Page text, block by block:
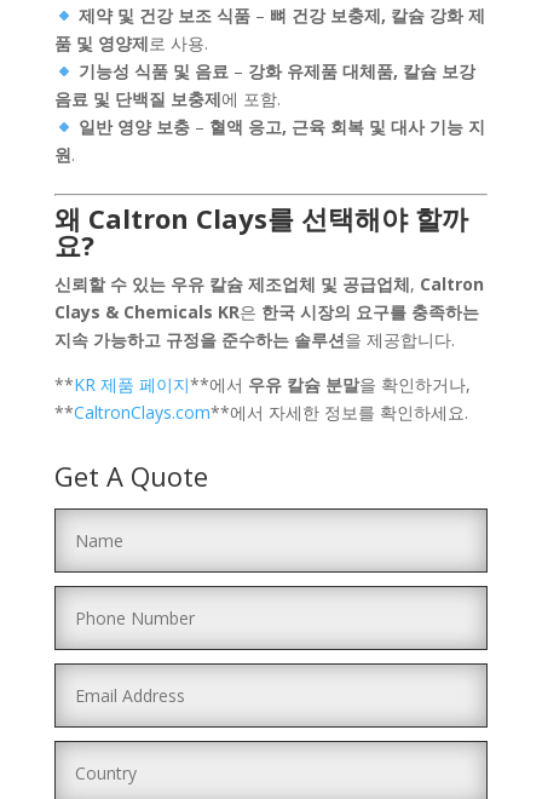
제약 및 건강 보조 식품– 뼈 건강 보충제, 칼슘 강화 제
품 및 영양제로 사용.
기능성 식품 및 음료– 강화 유제품 대체품, 칼슘 보강
음료 및 단백질 보충제에 포함.
일반 영양 보충– 혈액 응고, 근육 회복 및 대사 기능 지
원.
왜 Caltron Clays를 선택해야 할까
요?
신뢰할 수 있는 우유 칼슘 제조업체 및 공급업체, Caltron
Clays & Chemicals KR은 한국 시장의 요구를 충족하는
지속 가능하고 규정을 준수하는 솔루션을 제공합니다.
**KR제품 페이지**에서 우유 칼슘 분말을 확인하거나,
**CaltronClays.com**에서 자세한 정보를 확인하세요.
Get A Quote